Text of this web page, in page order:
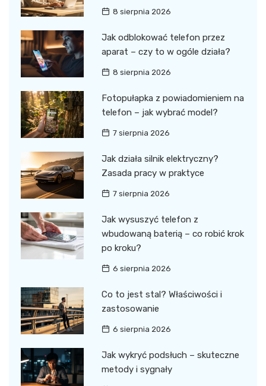
8 sierpnia 2026
Jak odblokować telefon przez
aparat – czy to w ogóle działa?
8 sierpnia 2026
Fotopułapka z powiadomieniem na
telefon – jak wybrać model?
7 sierpnia 2026
Jak działa silnik elektryczny?
Zasada pracy w praktyce
7 sierpnia 2026
Jak wysuszyć telefon z
wbudowaną baterią – co robić krok
po kroku?
6 sierpnia 2026
Co to jest stal? Właściwości i
zastosowanie
6 sierpnia 2026
Jak wykryć podsłuch – skuteczne
metody i sygnały